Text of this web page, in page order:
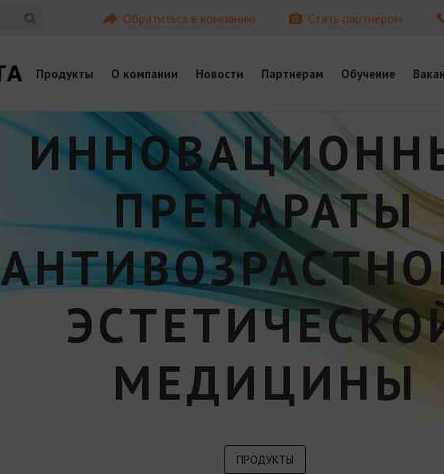
Обратиться в компанию Стать партнером
Продукты О компании Новости Партнерам Обучение
ПРЕПАРАТЫ
МЕДИЦИНЫ
ПРОДУКТЫ